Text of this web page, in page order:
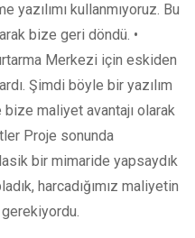
yazılımı kullanmıyoruz. Bu
bize geri döndü. •
Merkezi için eskiden
Şimdi böyle bir yazılım
bize maliyet avantajı olarak
Proje sonunda
bir mimaride yapsaydık
harcadığımız maliyetin
gerekiyordu.